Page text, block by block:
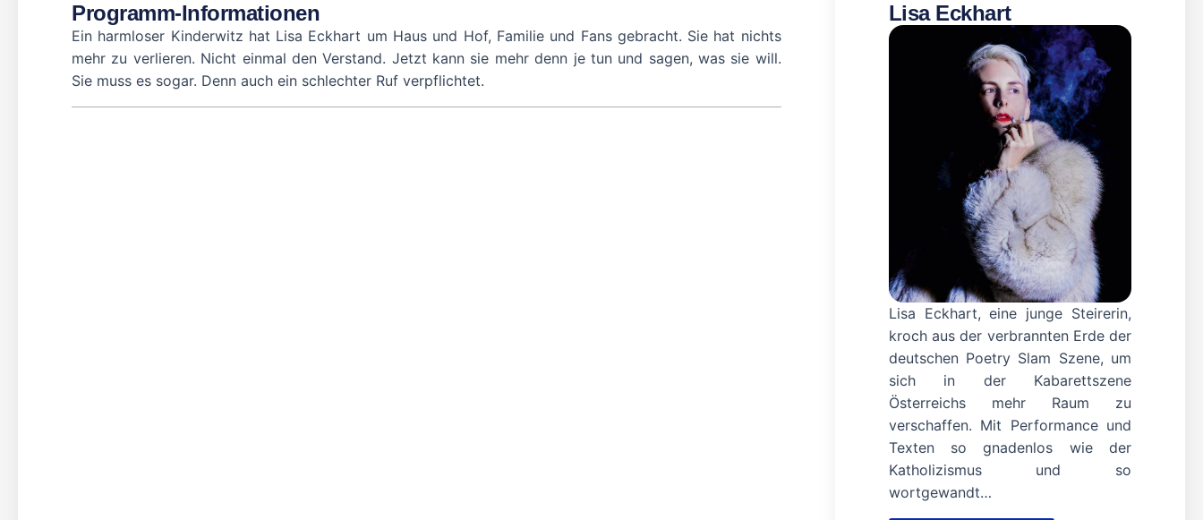
Programm-Informationen
Ein harmloser Kinderwitz hat Lisa Eckhart um Haus und Hof, Familie und Fans gebracht. Sie hat nichts
mehr zu verlieren. Nicht einmal den Verstand. Jetzt kann sie mehr denn je tun und sagen, was sie will.
Sie muss es sogar. Denn auch ein schlechter Ruf verpflichtet.
Lisa Eckhart
Lisa Eckhart, eine junge Steirerin,
kroch aus der verbrannten Erde der
deutschen Poetry Slam Szene, um
sich in der Kabarettszene
Österreichs mehr Raum zu
verschaffen. Mit Performance und
Texten so gnadenlos wie der
Katholizismus und so
wortgewandt…